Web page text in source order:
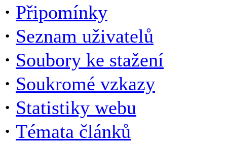
· Připomínky
· Seznam uživatelů
· Soubory ke stažení
· Soukromé vzkazy
· Statistiky webu
· Témata článků